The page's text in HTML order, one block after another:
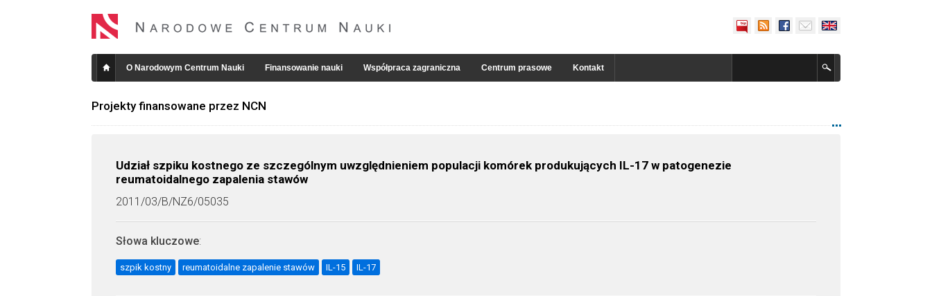
O Narodowym Centrum Nauki Finansowanie nauki Współpraca zagraniczna Centrum prasowe Kontakt
Projekty finansowane przez NCN
Udział szpiku kostnego ze szczególnym uwzględnieniem populacji komórek produkujących IL-17 w patogenezie
reumatoidalnego zapalenia stawów
2011/03/B/NZ6/05035
Słowa kluczowe:
szpik kostny reumatoidalne zapalenie stawów IL-15 IL-17